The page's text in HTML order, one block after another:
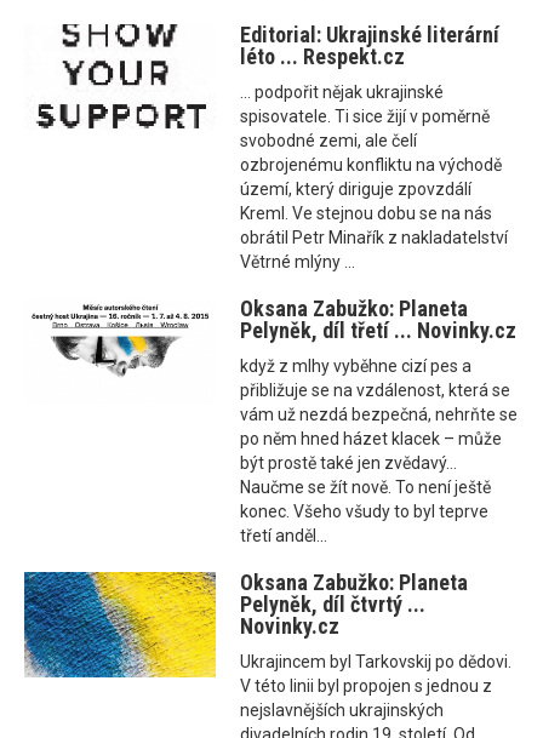
Editorial: Ukrajinské literární
léto ... Respekt.cz
... podpořit nějak ukrajinské
spisovatele. Ti sice žijí v poměrně
svobodné zemi, ale čelí
ozbrojenému konfliktu na východě
území, který diriguje zpovzdálí
Kreml. Ve stejnou dobu se na nás
obrátil Petr Minařík z nakladatelství
Větrné mlýny ...
Oksana Zabužko: Planeta
Pelyněk, díl třetí ... Novinky.cz
když z mlhy vyběhne cizí pes a
přibližuje se na vzdálenost, která se
vám už nezdá bezpečná, nehrňte se
po něm hned házet klacek – může
být prostě také jen zvědavý…
Naučme se žít nově. To není ještě
konec. Všeho všudy to byl teprve
třetí anděl…
Oksana Zabužko: Planeta
Pelyněk, díl čtvrtý ...
Novinky.cz
Ukrajincem byl Tarkovskij po dědovi.
V této linii byl propojen s jednou z
nejslavnějších ukrajinských